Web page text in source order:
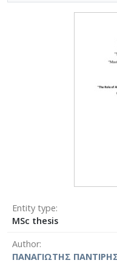
Entity type
MSc thesis
Author
ΠΑΝΑΓΙΩΤΗΣ